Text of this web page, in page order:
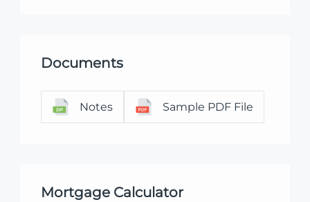
Documents
Notes Sample PDF File
Mortgage Calculator